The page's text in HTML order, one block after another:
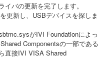
イバの更新を完了します。
更新し、USBデバイスを探しま
がIVI Foundationによっ
Componentsの一部である
直接IVI VISA Shared